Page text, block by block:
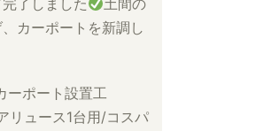
了しました
土間の
カーポートを新調し
ーポート設置工
リュース1台用/コスパ